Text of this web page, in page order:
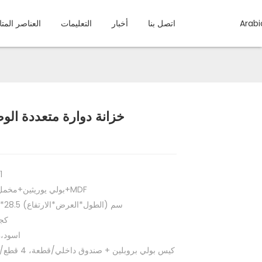
العناصر التعليمات أخبار اتصل بنا
خزانة دوارة متعددة
بولي يوريثين+مخمل ناعم+MDF
22*15*28.5 سم (الطول*العرض*الارتفاع)
2.8